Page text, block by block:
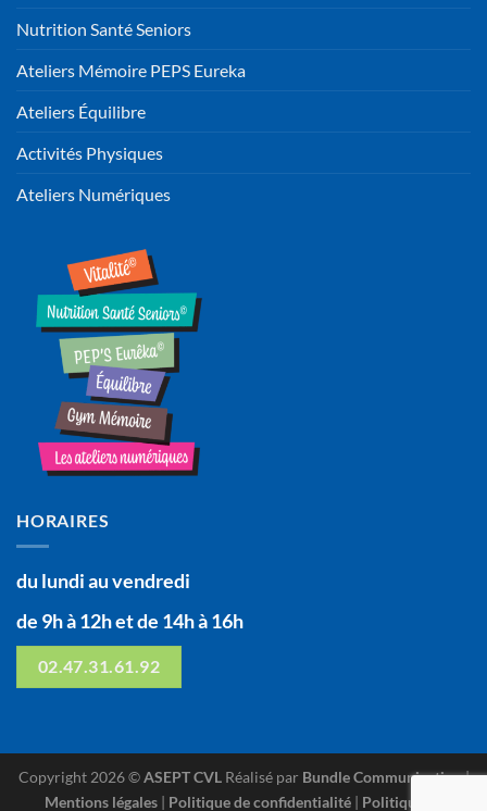
Nutrition Santé Seniors
Ateliers Mémoire PEPS Eureka
Ateliers Équilibre
Activités Physiques
Ateliers Numériques
HORAIRES
du lundi au vendredi
de 9h à 12h et de 14h à 16h
02.47.31.61.92
Copyright 2026 ©ASEPT CVLRéalisé par Bundle Communication|
Mentions légales| Politique de confidentialité| Politique de